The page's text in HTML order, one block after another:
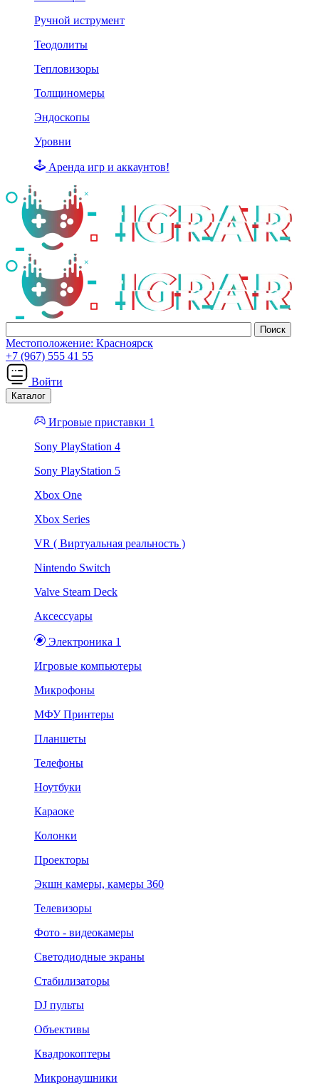
Ручной иструмент
Теодолиты
Тепловизоры
Толщиномеры
Эндоскопы
Уровни
Аренда игр и аккаунтов!
Местоположение: Красноярск
+7 (967) 555 41 55
Войти
Каталог
Игровые приставки 1
Sony PlayStation 4
Sony PlayStation 5
Xbox One
Xbox Series
VR ( Виртуальная реальность )
Nintendo Switch
Valve Steam Deck
Аксессуары
Электроника 1
Игровые компьютеры
Микрофоны
МФУ Принтеры
Планшеты
Телефоны
Ноутбуки
Караоке
Колонки
Проекторы
Экшн камеры, камеры 360
Телевизоры
Фото - видеокамеры
Светодиодные экраны
Стабилизаторы
DJ пульты
Объективы
Квадрокоптеры
Микронаушники